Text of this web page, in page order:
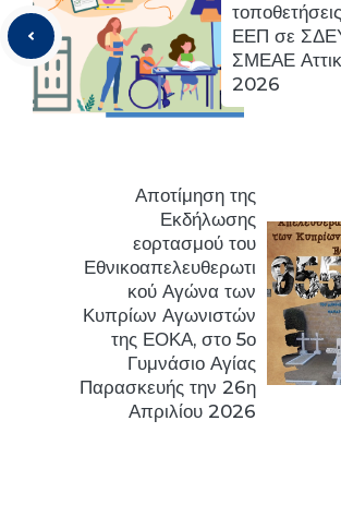
ΕΕΠ σε
ΣΜΕΑΕ
2026
Αποτίμηση της
Εκδήλωσης
εορτασμού του
Εθνικοαπελευθερωτι
κού Αγώνα των
Κυπρίων Αγωνιστών
της ΕΟΚΑ, στο 5ο
Γυμνάσιο Αγίας
Παρασκευής την 26η
Απριλίου 2026